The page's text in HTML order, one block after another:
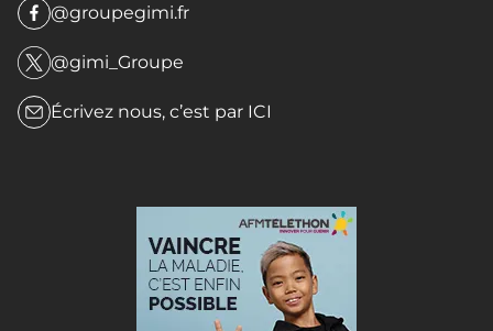
@groupegimi.fr
@gimi_Groupe
Écrivez nous, c’est par ICI